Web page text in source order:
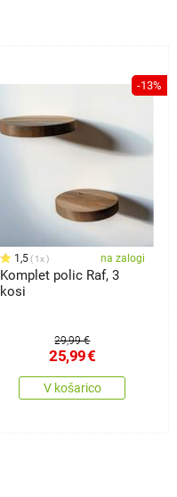
-13%
1,5 1x na zalogi
Komplet polic Raf, 3
kosi
29,99 €
25,99€
V košarico